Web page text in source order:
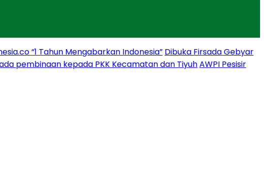
“1 Tahun Mengabarkan Indonesia” Dibuka Firsada Gebyar
pembinaan kepada PKK Kecamatan dan TiyuhAWPI Pesisir